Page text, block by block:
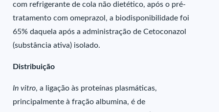
com refrigerante de cola não dietético, após o pré-
tratamento com omeprazol, a biodisponibilidade foi
65% daquela após a administração de Cetoconazol
(substância ativa) isolado.
Distribuição
In vitro, a ligação às proteínas plasmáticas,
principalmente à fração albumina, é de